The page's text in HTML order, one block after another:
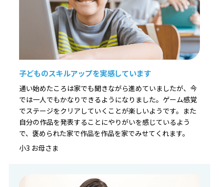
子どものスキルアップを実感しています
通い始めたころは家でも聞きながら進めていましたが、今
では一人でもかなりできるようになりました。ゲーム感覚
でステージをクリアしていくことが楽しいようです。また
自分の作品を発表することにやりがいを感じているよう
で、褒められた家で作品を作品を家でみせてくれます。
小3 お母さま